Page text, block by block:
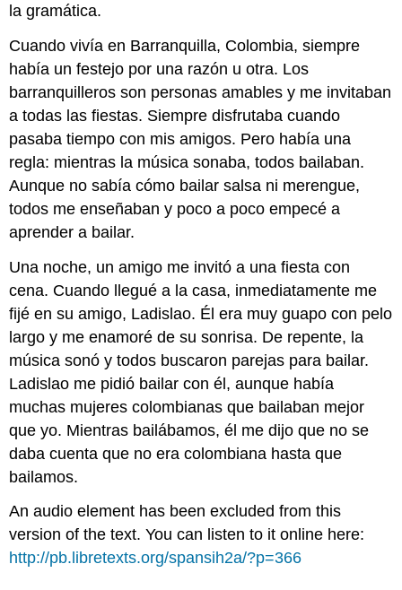
la gramática.
Cuando vivía en Barranquilla, Colombia, siempre
había un festejo por una razón u otra. Los
barranquilleros son personas amables y me invitaban
a todas las fiestas. Siempre disfrutaba cuando
pasaba tiempo con mis amigos. Pero había una
regla: mientras la música sonaba, todos bailaban.
Aunque no sabía cómo bailar salsa ni merengue,
todos me enseñaban y poco a poco empecé a
aprender a bailar.
Una noche, un amigo me invitó a una fiesta con
cena. Cuando llegué a la casa, inmediatamente me
fijé en su amigo, Ladislao. Él era muy guapo con pelo
largo y me enamoré de su sonrisa. De repente, la
música sonó y todos buscaron parejas para bailar.
Ladislao me pidió bailar con él, aunque había
muchas mujeres colombianas que bailaban mejor
que yo. Mientras bailábamos, él me dijo que no se
daba cuenta que no era colombiana hasta que
bailamos.
An audio element has been excluded from this
version of the text. You can listen to it online here:
http://pb.libretexts.org/spansih2a/?p=366